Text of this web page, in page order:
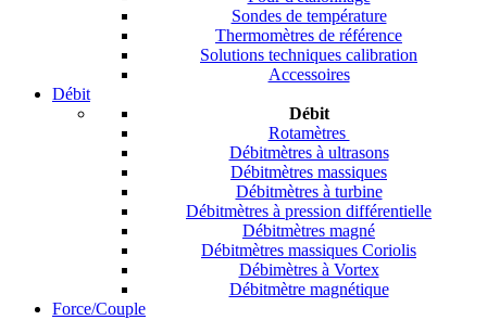
Sondes de température
Thermomètres de référence
Solutions techniques calibration
Accessoires
Débit
Débit
Rotamètres
Débitmètres à ultrasons
Débitmètres massiques
Débitmètres à turbine
Débitmètres à pression différentielle
Débitmètres magné
Débitmètres massiques Coriolis
Débimètres à Vortex
Débitmètre magnétique
Force/Couple